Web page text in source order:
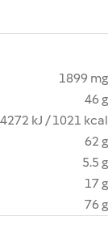
1899 mg
46 g
4272 kJ / 1021 kcal
62 g
5.5 g
17 g
76 g